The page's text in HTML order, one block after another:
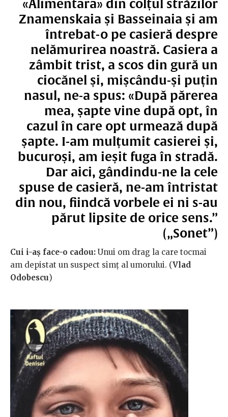
«Alimentara» din colțul străzilor
Znamenskaia și Basseinaia și am
întrebat-o pe casieră despre
nelămurirea noastră. Casiera a
zâmbit trist, a scos din gură un
ciocănel și, mișcându-și puțin
nasul, ne-a spus: «După părerea
mea, șapte vine după opt, în
cazul în care opt urmează după
șapte. I-am mulțumit casierei și,
bucuroși, am ieșit fuga în stradă.
Dar aici, gândindu-ne la cele
spuse de casieră, ne-am întristat
din nou, fiindcă vorbele ei ni s-au
părut lipsite de orice sens.”
(„Sonet”)
Cui i-aș face-o cadou: Unui om drag la care tocmai
am depistat un suspect simț al umorului. (Vlad
Odobescu)